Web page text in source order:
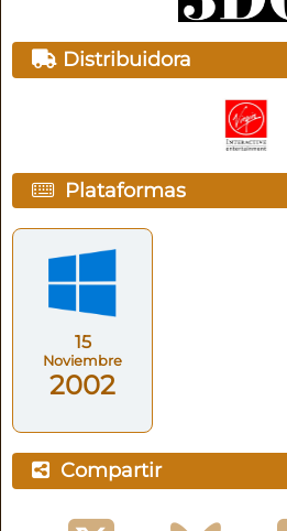
Distribuidora
Plataformas
15
Noviembre
2002
Compartir